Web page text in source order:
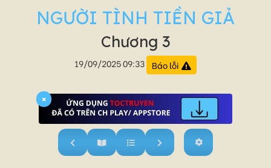
NGƯỜI TÌNH TIỀN GIẢ
Chương 3
19/09/2025 09:33 Báo lỗi
×